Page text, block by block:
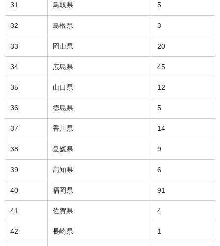
31 鳥取県 5
32 島根県 3
33 岡山県 20
34 広島県 45
35 山口県 12
36 徳島県 5
37 香川県 14
38 愛媛県 9
39 高知県 6
40 福岡県 91
41 佐賀県 4
42 長崎県 1